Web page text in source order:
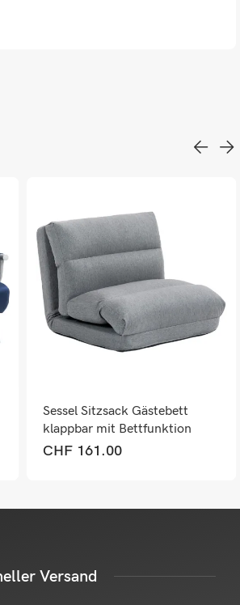
Sessel Sitzsack Gästebett
klappbar mit Bettfunktion
70x41x56cm Grau
CHF 161.00
Versand